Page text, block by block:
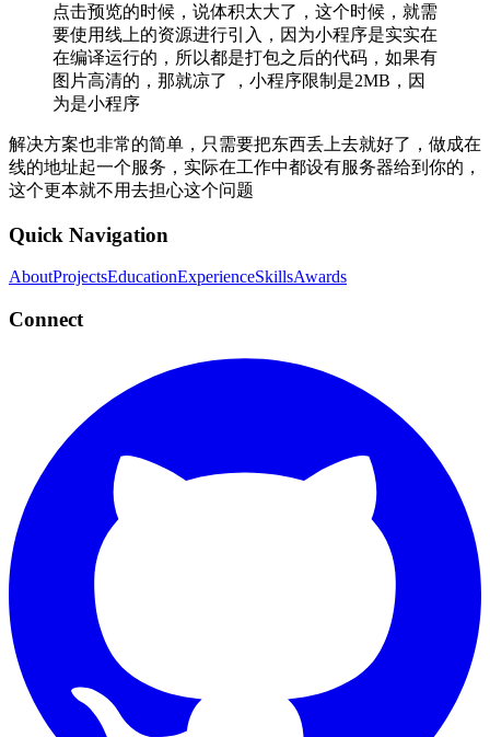
点击预览的时候，说体积太大了，这个时候，就需
要使用线上的资源进行引入，因为小程序是实实在
在编译运行的，所以都是打包之后的代码，如果有
图片高清的，那就凉了 ，小程序限制是2MB，因
为是小程序
解决方案也非常的简单，只需要把东西丢上去就好了，做成在
线的地址起一个服务，实际在工作中都设有服务器给到你的，
这个更本就不用去担心这个问题
Quick Navigation
AboutProjectsEducationExperienceSkillsAwards
Connect